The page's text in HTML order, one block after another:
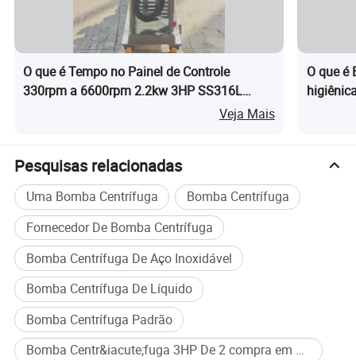
O que é Tempo no Painel de Controle
330rpm a 6600rpm 2.2kw 3HP SS316L
2inch Conjuntos de União Final Sine Bomba
Veja Mais
O que é
Pesquisas relacionadas
Uma Bomba Centrífuga
Bomba Centrífuga
Fornecedor De Bomba Centrífuga
Bomba Centrífuga De Aço Inoxidável
Bomba Centrífuga De Líquido
Bomba Centrífuga Padrão
Bomba Centr&iacute;fuga 3HP De 2 compra em massa